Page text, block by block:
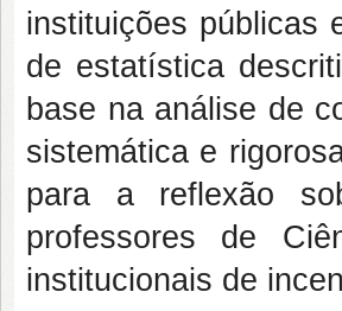
instituições públicas
de estatística
base na análise de
sistemática e
para a reflexão
professores de
institucionais de